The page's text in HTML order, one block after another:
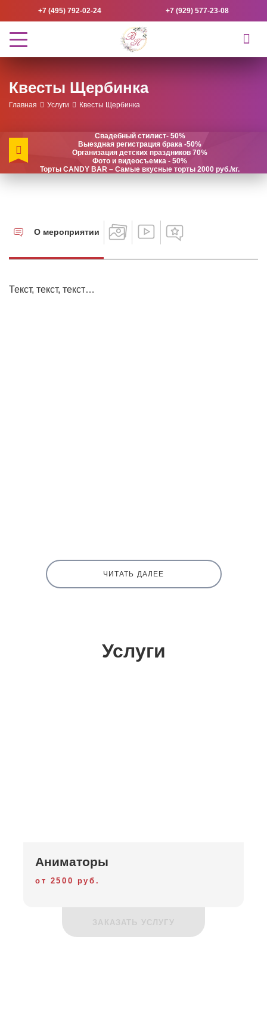
+7 (495) 792-02-24 +7 (929) 577-23-08
Квесты Щербинка
Главная Услуги Квесты Щербинка
Свадебный стилист- 50%
Выездная регистрация брака -50%
Организация детских праздников 70%
Фото и видеосъемка - 50%
Торты CANDY BAR – Самые вкусные торты 2000 руб./кг.
О мероприятии
Текст, текст, текст…
ЧИТАТЬ ДАЛЕЕ
Услуги
Аниматоры
от 2500 руб.
ЗАКАЗАТЬ УСЛУГУ